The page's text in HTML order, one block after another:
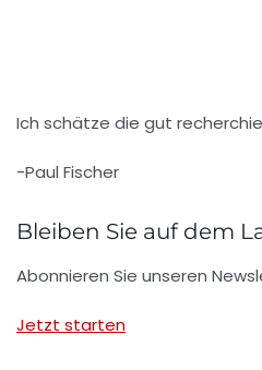
Ich schätze die gut
-Paul Fischer
Bleiben Sie auf dem
Abonnieren Sie unseren
Jetzt starten